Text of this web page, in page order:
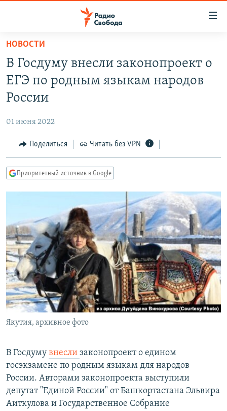
упрощенного
доступа
Вернуться
основному
Вернутся
Вернутся
ПОДКАСТЫ
АВТОРСКИЕ ПРОЕКТЫ
МНЕНИЯ
КУЛЬТУРА
КАВКАЗ.РЕАЛИИ
СИБИРЬ.РЕАЛИИ
РАСПИСАНИЕ ВЕЩАНИЯ
ПОДПИШИТЕСЬ НА РАССЫЛКУ
СОЦИАЛЬНЫЕ СЕТИ
Все сайты РСЕ/РС
НОВОСТИ
В Госдуму внесли законопроект о
ЕГЭ по родным языкам народов
России
01 июня 2022
Поделиться Читать без VPN
Приоритетный источник в Google
Якутия, архивное фото
В Госдуму внесли законопроект о едином
госэкзамене по родным языкам для народов
России. Авторами законопроекта выступили
депутат "Единой России" от Башкортастана Эльвира
Аиткулова и Государственное Собрание